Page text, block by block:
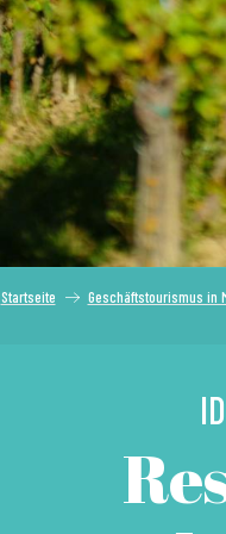
Startseite Geschäftstourismus in